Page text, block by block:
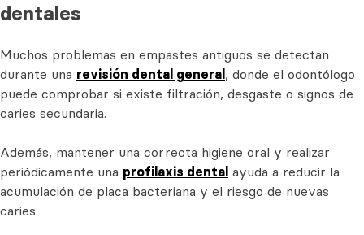
dentales
Muchos problemas en empastes antiguos se detectan
durante una revisión dental general, donde el odontólogo
puede comprobar si existe filtración, desgaste o signos de
caries secundaria.
Además, mantener una correcta higiene oral y realizar
periódicamente una profilaxis dental ayuda a reducir la
acumulación de placa bacteriana y el riesgo de nuevas
caries.